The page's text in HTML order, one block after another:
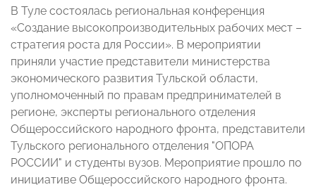
В Туле состоялась региональная конференция
«Создание высокопроизводительных рабочих мест –
стратегия роста для России». В мероприятии
приняли участие представители министерства
экономического развития Тульской области,
уполномоченный по правам предпринимателей в
регионе, эксперты регионального отделения
Общероссийского народного фронта, представители
Тульского регионального отделения "ОПОРА
РОССИИ" и студенты вузов. Мероприятие прошло по
инициативе Общероссийского народного фронта.